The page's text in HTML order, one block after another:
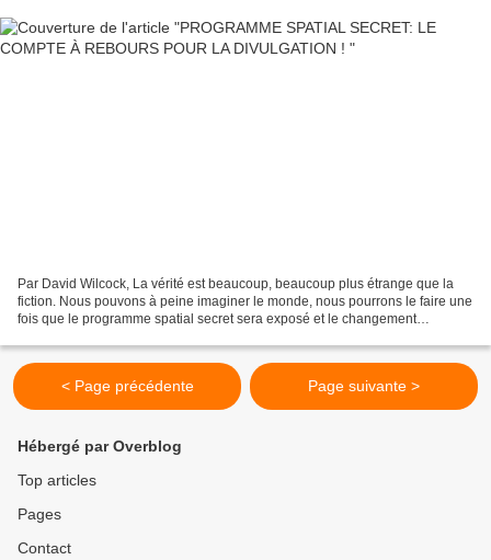
Par David Wilcock, La vérité est beaucoup, beaucoup plus étrange que la
fiction. Nous pouvons à peine imaginer le monde, nous pourrons le faire une
fois que le programme spatial secret sera exposé et le changement
< Page précédente Page suivante >
Hébergé par Overblog
Top articles
Pages
Contact